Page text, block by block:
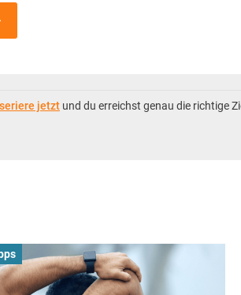
jetzt und du erreichst genau die richtige